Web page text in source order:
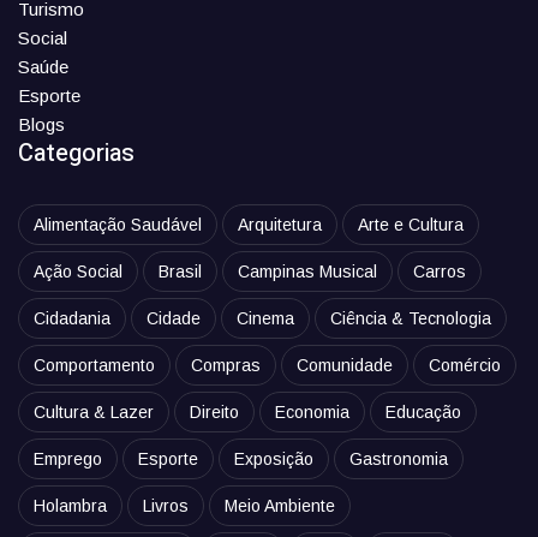
Turismo
Social
Saúde
Esporte
Blogs
Categorias
Alimentação Saudável Arquitetura Arte e Cultura
Ação Social Brasil Campinas Musical Carros
Cidadania Cidade Cinema Ciência & Tecnologia
Comportamento Compras Comunidade Comércio
Cultura & Lazer Direito Economia Educação
Emprego Esporte Exposição Gastronomia
Holambra Livros Meio Ambiente